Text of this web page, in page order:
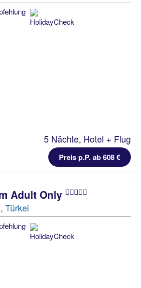
5 Nächte, Hotel + Flug
Preis p.P. ab 608 €
Adult Only
Türkei